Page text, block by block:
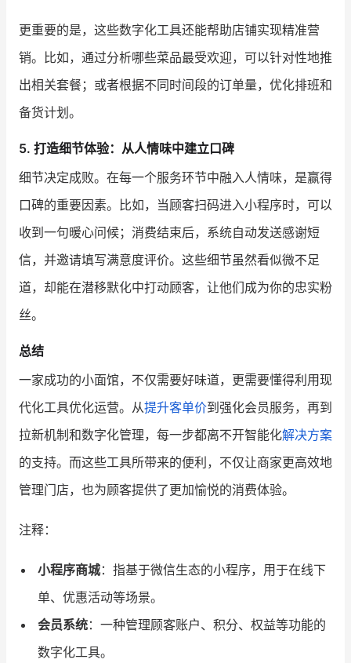
更重要的是，这些数字化工具还能帮助店铺实现精准营
销。比如，通过分析哪些菜品最受欢迎，可以针对性地推
出相关套餐；或者根据不同时间段的订单量，优化排班和
备货计划。
5. 打造细节体验：从人情味中建立口碑
细节决定成败。在每一个服务环节中融入人情味，是赢得
口碑的重要因素。比如，当顾客扫码进入小程序时，可以
收到一句暖心问候；消费结束后，系统自动发送感谢短
信，并邀请填写满意度评价。这些细节虽然看似微不足
道，却能在潜移默化中打动顾客，让他们成为你的忠实粉
丝。
总结
一家成功的小面馆，不仅需要好味道，更需要懂得利用现
代化工具优化运营。从提升客单价到强化会员服务，再到
拉新机制和数字化管理，每一步都离不开智能化解决方案
的支持。而这些工具所带来的便利，不仅让商家更高效地
管理门店，也为顾客提供了更加愉悦的消费体验。
注释：
小程序商城：指基于微信生态的小程序，用于在线下
单、优惠活动等场景。
会员系统：一种管理顾客账户、积分、权益等功能的
数字化工具。